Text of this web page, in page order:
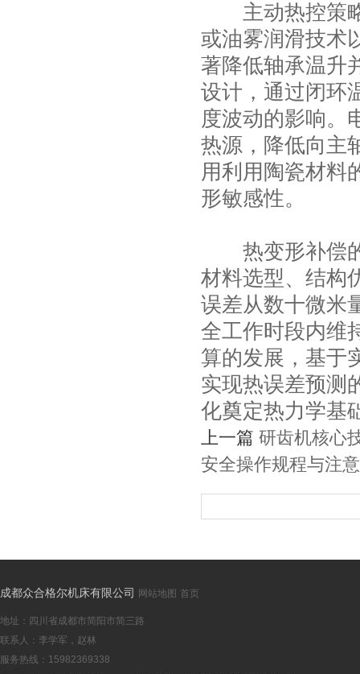
主动热控策略
或油雾润滑技术
著降低轴承温升
设计，通过闭环
度波动的影响。
热源，降低向主
用利用陶瓷材料
形敏感性。
热变形补偿的
材料选型、结构
误差从数十微米
全工作时段内维
算的发展，基于
实现热误差预测
化奠定热力学基
上一篇 研齿机核心
安全操作规程与注
成都众合格尔机床有限公司 网站地图 首页
地址：四川省成都市简阳市简三路
联系人：李学军，赵林
服务热线：15982369338